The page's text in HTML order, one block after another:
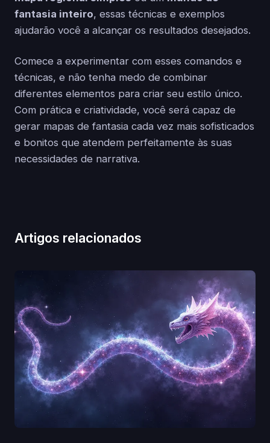
fantasia inteiro, essas técnicas e exemplos
ajudarão você a alcançar os resultados desejados.
Comece a experimentar com esses comandos e
técnicas, e não tenha medo de combinar
diferentes elementos para criar seu estilo único.
Com prática e criatividade, você será capaz de
gerar mapas de fantasia cada vez mais sofisticados
e bonitos que atendem perfeitamente às suas
necessidades de narrativa.
Artigos relacionados